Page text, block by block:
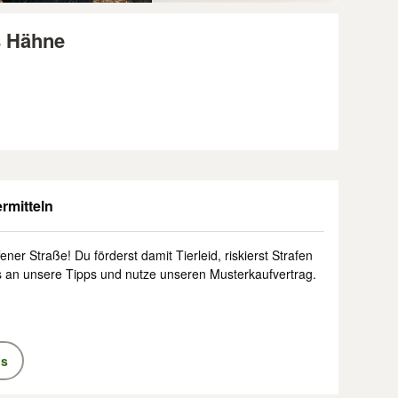
Straße! Du förderst damit Tierleid, riskierst Strafen
unsere Tipps und nutze unseren Musterkaufvertrag.